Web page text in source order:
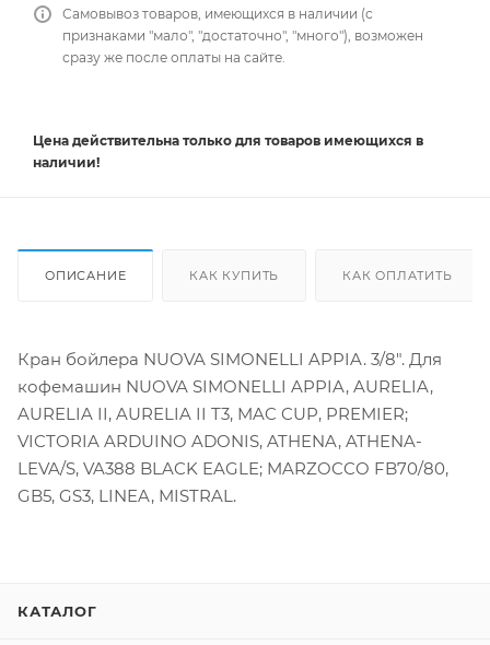
Самовывоз товаров, имеющихся в наличии (с
признаками "мало", "достаточно", "много"), возможен
сразу же после оплаты на сайте.
Цена действительна только для товаров имеющихся в
наличии!
ОПИСАНИЕ КАК КУПИТЬ КАК ОПЛАТИТЬ
Кран бойлера NUOVA SIMONELLI APPIA. 3/8". Для
кофемашин NUOVA SIMONELLI APPIA, AURELIA,
AURELIA II, AURELIA II T3, MAC CUP, PREMIER;
VICTORIA ARDUINO ADONIS, ATHENA, ATHENA-
LEVA/S, VA388 BLACK EAGLE; MARZOCCO FB70/80,
GB5, GS3, LINEA, MISTRAL.
КАТАЛОГ